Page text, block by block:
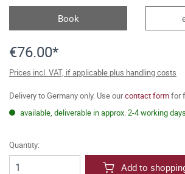
Book
€76.00*
Prices incl. VAT, if applicable plus handling costs
Delivery to Germany only. Use ourcontact formfor
available, deliverable in approx. 2-4 working days
Quantity:
Add to